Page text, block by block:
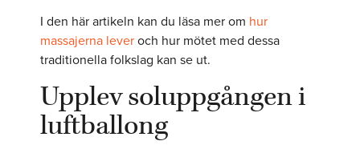
I den här artikeln kan du läsa mer om hur
massajerna leveroch hur mötet med dessa
traditionella folkslag kan se ut.
Upplev soluppgången i
luftballong